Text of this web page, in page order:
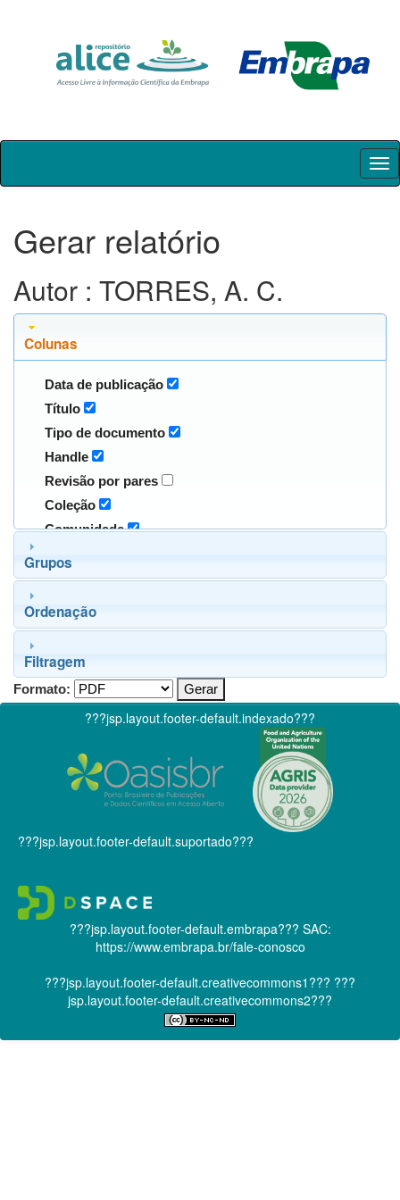
Skip
Gerar relatório
Autor : TORRES, A. C.
Colunas
Data de publicação
Título
Tipo de documento
Handle
Revisão por pares
Coleção
Comunidade
Grupos
Ordenação
Filtragem
Formato:
???jsp.layout.footer-default.indexado???
???jsp.layout.footer-default.suportado???
???jsp.layout.footer-default.embrapa??? SAC:
https://www.embrapa.br/fale-conosco
???jsp.layout.footer-default.creativecommons1??? ???
jsp.layout.footer-default.creativecommons2???